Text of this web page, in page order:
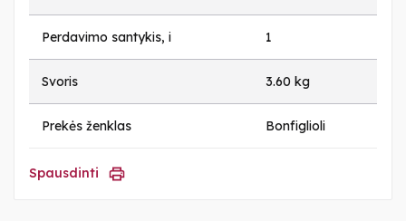
Perdavimo santykis, i 1
Svoris 3.60 kg
Prekės ženklas Bonfiglioli
Spausdinti